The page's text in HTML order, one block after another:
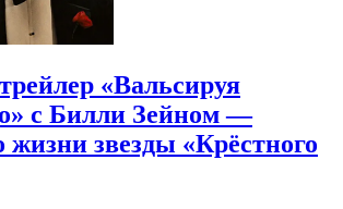
«Вальсируя
с Билли Зейном —
звезды «Крёстного